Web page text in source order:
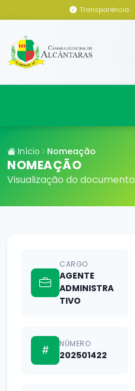
Transparência
Início Nomeação
NOMEAÇÃO
Visualização do documento
CARGO
AGENTE
ADMINISTRA
TIVO
NÚMERO
202501422